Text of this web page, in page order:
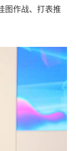
图作战、打表推